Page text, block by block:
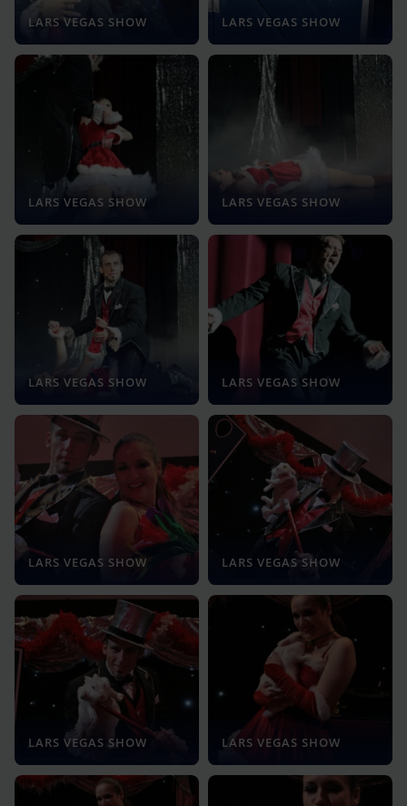
LARS VEGAS SHOW LARS VEGAS SHOW
LARS VEGAS SHOW LARS VEGAS SHOW
LARS VEGAS SHOW LARS VEGAS SHOW
LARS VEGAS SHOW LARS VEGAS SHOW
LARS VEGAS SHOW LARS VEGAS SHOW